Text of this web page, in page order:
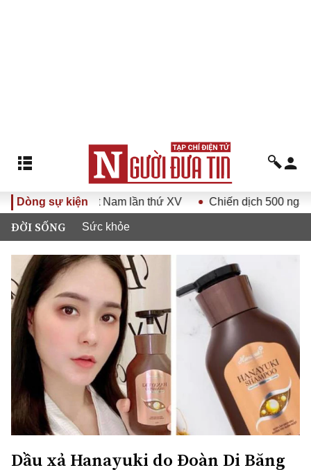
Dòng sự kiện
gia Việt Nam lần thứ XV Chiến dịch 500 ngày đêm
ĐỜI SỐNG Sức khỏe
Dầu xả Hanayuki do Đoàn Di Băng